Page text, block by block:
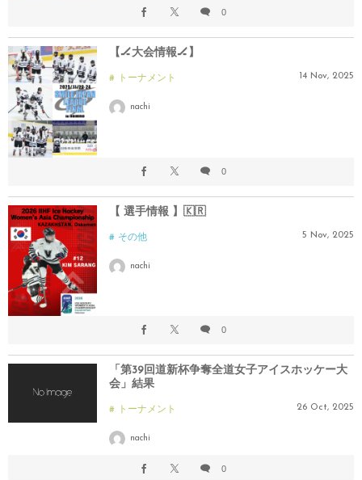
0
【🏒大会情報🏒】
トーナメント 14 Nov, 2025
nachi
0
【 選手情報 】🇰🇷
その他 5 Nov, 2025
nachi
0
「第39回道新杯争奪全道女子アイスホッケー大
会」結果
トーナメント 26 Oct, 2025
nachi
0